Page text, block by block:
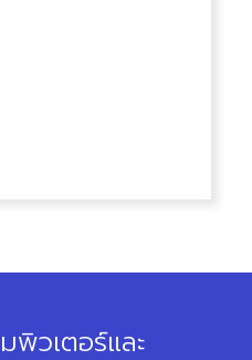
พิวเตอร์และ